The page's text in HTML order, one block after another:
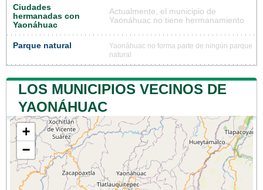
Ciudades
hermanadas con
Yaonáhuac
Actualmente, el municipio de
Yaonáhuac no tiene hermanamiento
Parque natural
Yaonáhuac no forma parte de ningún parque
natural
LOS MUNICIPIOS VECINOS DE
YAONÁHUAC
+
−